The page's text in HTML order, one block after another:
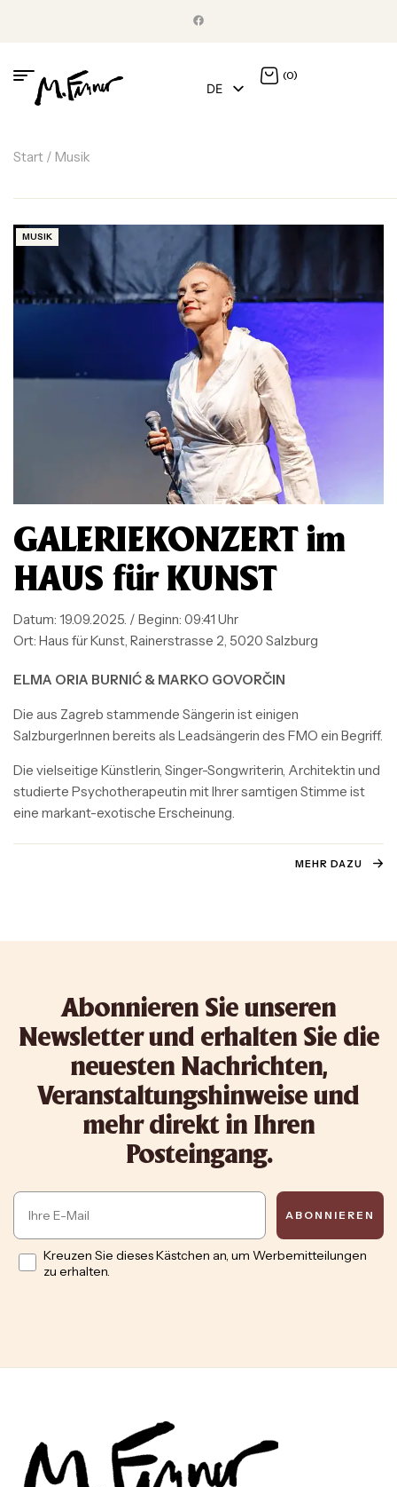
DE
(0)
Start / Musik
MUSIK
GALERIEKONZERT im
HAUS für KUNST
Datum: 19.09.2025. / Beginn: 09:41 Uhr
Ort: Haus für Kunst, Rainerstrasse 2, 5020 Salzburg
ELMA ORIA BURNIĆ & MARKO GOVORČIN
Die aus Zagreb stammende Sängerin ist einigen
SalzburgerInnen bereits als Leadsängerin des FMO ein Begriff.
Die vielseitige Künstlerin, Singer-Songwriterin, Architektin und
studierte Psychotherapeutin mit Ihrer samtigen Stimme ist
eine markant-exotische Erscheinung.
MEHR DAZU
Abonnieren Sie unseren
Newsletter und erhalten Sie die
neuesten Nachrichten,
Veranstaltungshinweise und
mehr direkt in Ihren
Posteingang.
Email
ABONNIEREN
Opt inKreuzen Sie dieses Kästchen an, um Werbemitteilungen
zu erhalten.